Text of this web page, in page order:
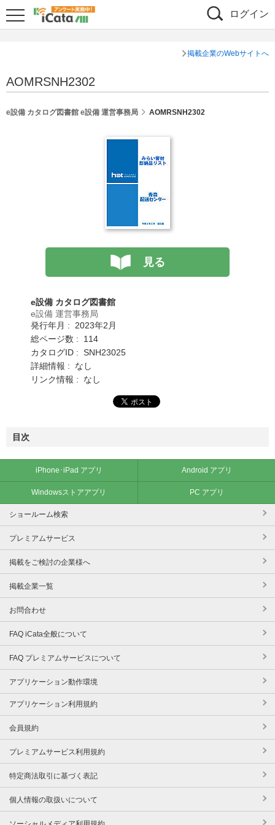
ログイン
掲載企業のWebサイトへ
AOMRSNH2302
e設備 カタログ図書館 e設備 運営事務局 AOMRSNH2302
見る
e設備 カタログ図書館
e設備 運営事務局
発行年月 : 2023年2月
総ページ数 : 114
カタログID : SNH23025
詳細情報 : なし
リンク情報 : なし
目次
iPhone･iPad アプリ Android アプリ
Windowsストアアプリ PC アプリ
ショールーム検索
プレミアムサービス
掲載をご検討の企業様へ
掲載企業一覧
お問合わせ
FAQ iCata全般について
FAQ プレミアムサービスについて
アプリケーション動作環境
アプリケーション利用規約
会員規約
プレミアムサービス利用規約
特定商法取引に基づく表記
個人情報の取扱いについて